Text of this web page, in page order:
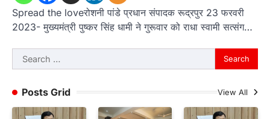
Spread the loveरोशनी पांडे प्रधान संपादक रूद्रपुर 23 फरवरी
2023- मुख्यमंत्री पुष्कर सिंह धामी ने गुरूवार को राधा स्वामी सत्संग…
Search
for:
Posts Grid
View All